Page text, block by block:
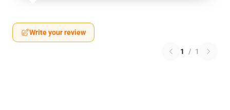
Write your review
1 / 1